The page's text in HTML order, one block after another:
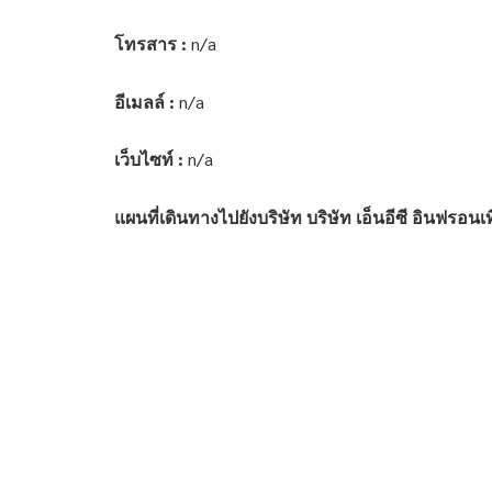
โทรสาร : n/a
อีเมลล์ : n/a
เว็บไซท์ : n/a
แผนที่เดินทางไปยังบริษัท บริษัท เอ็นอีซี อินฟรอนเ